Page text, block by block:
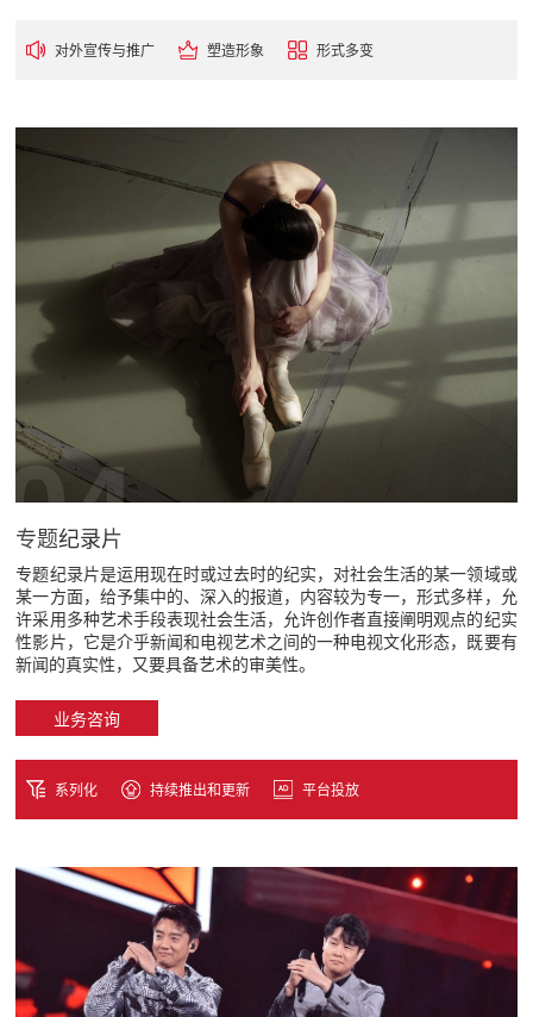
对外宣传与推广 塑造形象 形式多变
04
专题纪录片
专题纪录片是运用现在时或过去时的纪实，对社会生活的某一领域或
某一方面，给予集中的、深入的报道，内容较为专一，形式多样，允
许采用多种艺术手段表现社会生活，允许创作者直接阐明观点的纪实
性影片，它是介乎新闻和电视艺术之间的一种电视文化形态，既要有
新闻的真实性，又要具备艺术的审美性。
业务咨询
系列化 持续推出和更新 平台投放